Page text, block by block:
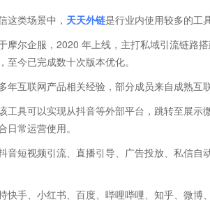
这类场景中， 天天外链是行业内使用较多的工
摩尔企服，2020 年上线，主打私域引流链路
至今已完成数十次版本优化。
年互联网产品相关经验，部分成员来自成熟互
工具可以实现从抖音等外部平台，跳转至展
日常运营使用。
音短视频引流、直播引导、广告投放、私信
快手、小红书、百度、哔哩哔哩、知乎、微